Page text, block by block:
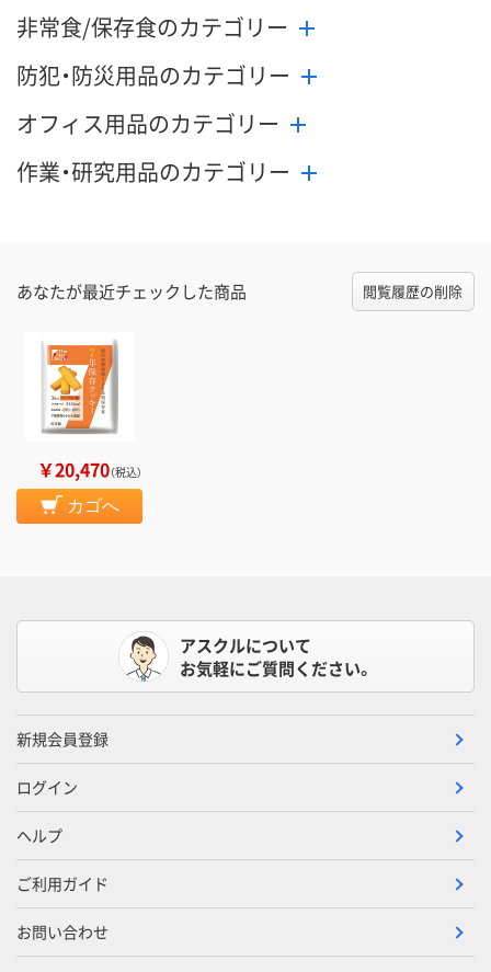
非常食/保存食のカテゴリー
防犯・防災用品のカテゴリー
オフィス用品のカテゴリー
作業・研究用品のカテゴリー
あなたが最近チェックした商品 閲覧履歴の削除
￥20,470（税込）
カゴへ
アスクルについて
お気軽にご質問ください。
新規会員登録
ログイン
ヘルプ
ご利用ガイド
お問い合わせ